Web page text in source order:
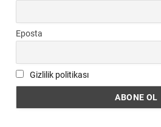
Eposta
Gizlilik politikası